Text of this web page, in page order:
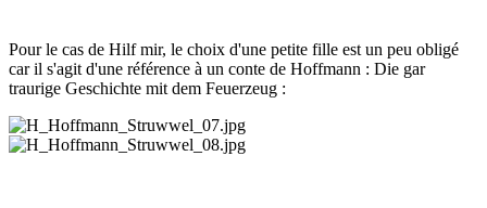
Pour le cas de Hilf mir, le choix d'une petite fille est un peu obligé
car il s'agit d'une référence à un conte de Hoffmann : Die gar
traurige Geschichte mit dem Feuerzeug :